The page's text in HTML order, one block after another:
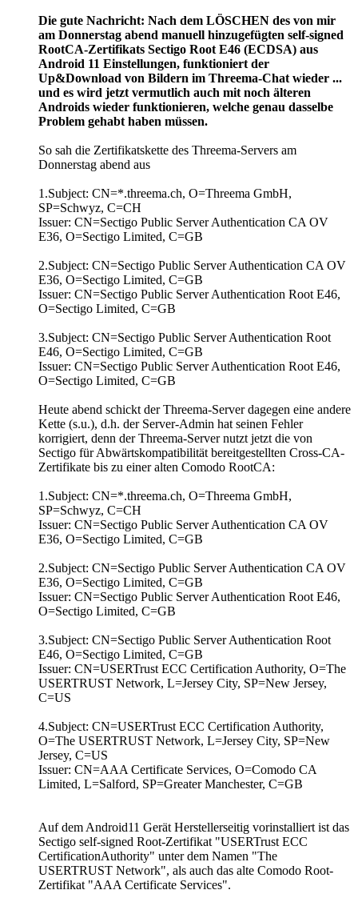
Die gute Nachricht: Nach dem LÖSCHEN des von mir
am Donnerstag abend manuell hinzugefügten self-signed
RootCA-Zertifikats Sectigo Root E46 (ECDSA) aus
Android 11 Einstellungen, funktioniert der
Up&Download von Bildern im Threema-Chat wieder ...
und es wird jetzt vermutlich auch mit noch älteren
Androids wieder funktionieren, welche genau dasselbe
Problem gehabt haben müssen.
So sah die Zertifikatskette des Threema-Servers am
Donnerstag abend aus
1.Subject: CN=*.threema.ch, O=Threema GmbH,
SP=Schwyz, C=CH
Issuer: CN=Sectigo Public Server Authentication CA OV
E36, O=Sectigo Limited, C=GB
2.Subject: CN=Sectigo Public Server Authentication CA OV
E36, O=Sectigo Limited, C=GB
Issuer: CN=Sectigo Public Server Authentication Root E46,
O=Sectigo Limited, C=GB
3.Subject: CN=Sectigo Public Server Authentication Root
E46, O=Sectigo Limited, C=GB
Issuer: CN=Sectigo Public Server Authentication Root E46,
O=Sectigo Limited, C=GB
Heute abend schickt der Threema-Server dagegen eine andere
Kette (s.u.), d.h. der Server-Admin hat seinen Fehler
korrigiert, denn der Threema-Server nutzt jetzt die von
Sectigo für Abwärtskompatibilität bereitgestellten Cross-CA-
Zertifikate bis zu einer alten Comodo RootCA:
1.Subject: CN=*.threema.ch, O=Threema GmbH,
SP=Schwyz, C=CH
Issuer: CN=Sectigo Public Server Authentication CA OV
E36, O=Sectigo Limited, C=GB
2.Subject: CN=Sectigo Public Server Authentication CA OV
E36, O=Sectigo Limited, C=GB
Issuer: CN=Sectigo Public Server Authentication Root E46,
O=Sectigo Limited, C=GB
3.Subject: CN=Sectigo Public Server Authentication Root
E46, O=Sectigo Limited, C=GB
Issuer: CN=USERTrust ECC Certification Authority, O=The
USERTRUST Network, L=Jersey City, SP=New Jersey,
C=US
4.Subject: CN=USERTrust ECC Certification Authority,
O=The USERTRUST Network, L=Jersey City, SP=New
Jersey, C=US
Issuer: CN=AAA Certificate Services, O=Comodo CA
Limited, L=Salford, SP=Greater Manchester, C=GB
Auf dem Android11 Gerät Herstellerseitig vorinstalliert ist das
Sectigo self-signed Root-Zertifikat "USERTrust ECC
CertificationAuthority" unter dem Namen "The
USERTRUST Network", als auch das alte Comodo Root-
Zertifikat "AAA Certificate Services".